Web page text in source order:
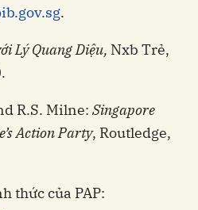
.
Lý Quang Diệu, Nxb Trẻ,
R.S. Milne: Singapore
Action Party, Routledge,
thức của PAP: